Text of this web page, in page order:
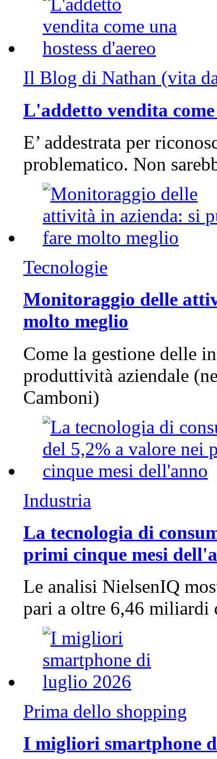
Il Blog di Nathan (vita
L'addetto vendita
E’ addestrata per
problematico. Non
Tecnologie
Monitoraggio delle
molto meglio
Come la gestione delle
produttività aziendale
Camboni)
Industria
La tecnologia di
primi cinque mesi
Le analisi NielsenIQ
pari a oltre 6,46
Prima dello shopping
I migliori smartphone